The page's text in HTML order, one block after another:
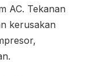
AC. Tekanan
kerusakan